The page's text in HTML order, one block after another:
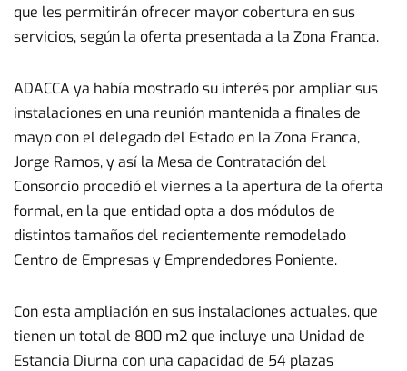
que les permitirán ofrecer mayor cobertura en sus
servicios, según la oferta presentada a la Zona Franca.
ADACCA ya había mostrado su interés por ampliar sus
instalaciones en una reunión mantenida a finales de
mayo con el delegado del Estado en la Zona Franca,
Jorge Ramos, y así la Mesa de Contratación del
Consorcio procedió el viernes a la apertura de la oferta
formal, en la que entidad opta a dos módulos de
distintos tamaños del recientemente remodelado
Centro de Empresas y Emprendedores Poniente.
Con esta ampliación en sus instalaciones actuales, que
tienen un total de 800 m2 que incluye una Unidad de
Estancia Diurna con una capacidad de 54 plazas